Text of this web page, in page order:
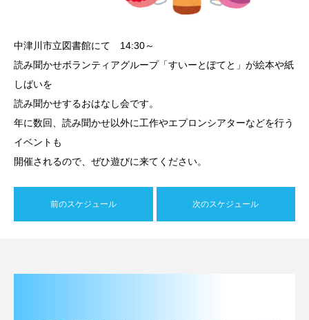
中津川市立図書館にて 14:30～
読み聞かせボランティアグループ「すいーとぽてと」が絵本や紙
しばいを
読み聞かせするおはなし会です。
年に数回、読み聞かせ以外に工作やエプロンシアターなどを行う
イベントも
開催されるので、ぜひ遊びに来てください。
前のスケジュール 次のスケジュール